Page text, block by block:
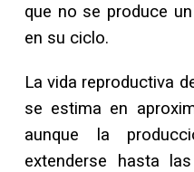
que no se produce
en su ciclo.
La vida reproductiva
se estima en
aunque la
extenderse hasta las